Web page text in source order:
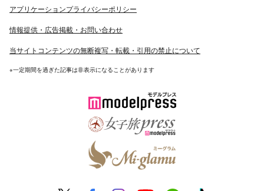
アプリケーションプライバシーポリシー
情報提供・広告掲載・お問い合わせ
当サイトコンテンツの無断複写・転載・引用の禁止について
※一定期間を過ぎた記事は非表示になることがあります